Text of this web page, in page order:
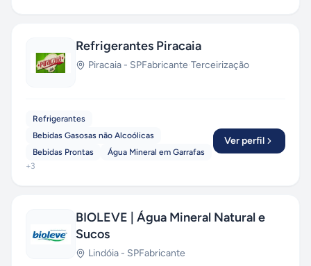
Refrigerantes Piracaia
Piracaia - SPFabricante·Terceirização
Refrigerantes
Bebidas Gasosas não Alcoólicas
Bebidas Prontas
Água Mineral em Garrafas
+3
Ver perfil
BIOLEVE | Água Mineral Natural e
Sucos
Lindóia - SPFabricante